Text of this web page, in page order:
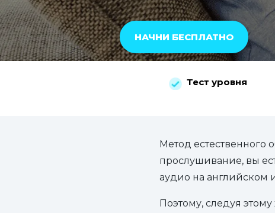
НАЧНИ БЕСПЛАТНО
Тест уровня
Метод естественного
прослушивание, вы
аудио на английском
Поэтому, следуя